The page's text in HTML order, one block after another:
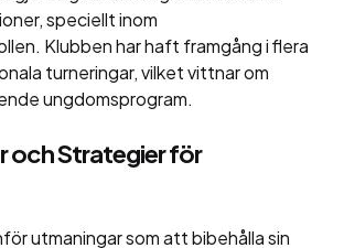
speciellt inom
Klubben har haft framgång i flera
turneringar, vilket vittnar om
ungdomsprogram.
och Strategier för
utmaningar som att bibehålla sin